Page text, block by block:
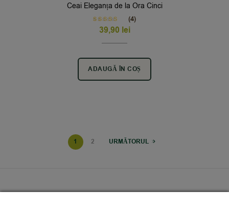
Ceai Eleganța de la Ora Cinci
Rated5.00
out of 5
(4)
39,90 lei
ADAUGĂ ÎN COȘ
1 2 URMĂTORUL